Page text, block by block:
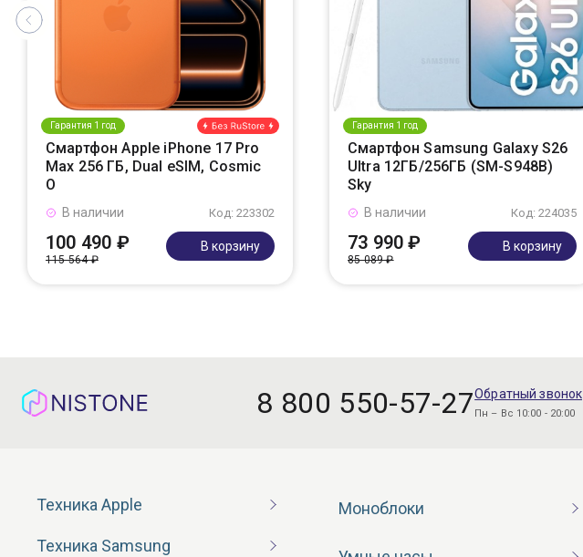
Гарантия 1 год
Смартфон Apple iPhone 17 Pro
Max 256 ГБ, Dual eSIM, Cosmic
O
Код: 223302
В наличии
100 490 ₽
115 564 ₽
В корзину
Гарантия 1 год
Смартфон Samsung Galaxy S26
Ultra 12ГБ/256ГБ (SM-S948B)
Sky
Код: 224035
В наличии
73 990 ₽
85 089 ₽
В корзину
8 800 550-57-27Обратный звонок
Пн – Вс 10:00 - 20:00
Техника Apple
Техника Samsung
Моноблоки